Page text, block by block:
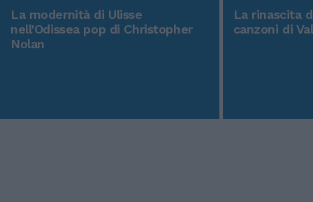
La modernità di Ulisse
nell'Odissea pop di Christopher
Nolan
La rinascita
canzoni di